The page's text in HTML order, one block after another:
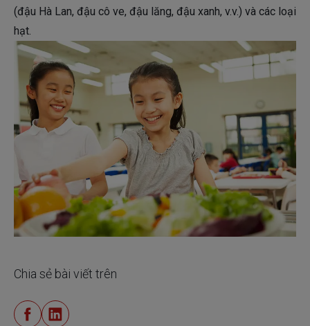
(đậu Hà Lan, đậu cô ve, đậu lăng, đậu xanh, v.v.) và các loại
hạt.
Chia sẻ bài viết trên